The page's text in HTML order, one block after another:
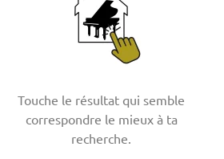
Touche le résultat qui semble
correspondre le mieux à ta
recherche.